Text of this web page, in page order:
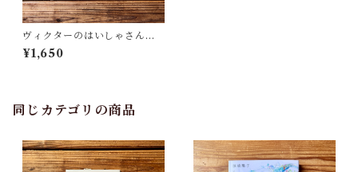
ヴィクターのはいしゃさん｜
いずみまいこ
¥1,650
同じカテゴリの商品